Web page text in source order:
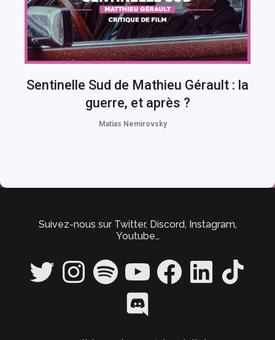
Sentinelle Sud de Mathieu Gérault : la
guerre, et après ?
Matias Nemirovsky
Suivez-nous sur Twitter, Discord, Instagram,
Youtube…
Twitter InstagramSpotify YouTube FacebookLinkedIn TikTok
Discord